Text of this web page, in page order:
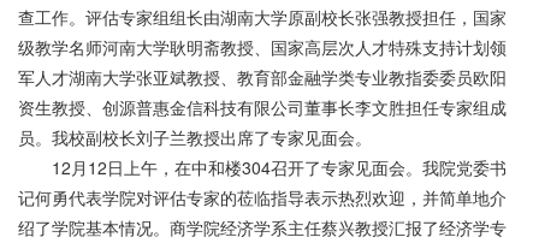
查工作。评估专家组组长由湖南大学原副校长张强教授担任，国家
级教学名师河南大学耿明斋教授、国家高层次人才特殊支持计划领
军人才湖南大学张亚斌教授、教育部金融学类专业教指委委员欧阳
资生教授、创源普惠金信科技有限公司董事长李文胜担任专家组成
员。我校副校长刘子兰教授出席了专家见面会。
12月12日上午，在中和楼304召开了专家见面会。我院党委书
记何勇代表学院对评估专家的莅临指导表示热烈欢迎，并简单地介
绍了学院基本情况。商学院经济学系主任蔡兴教授汇报了经济学专